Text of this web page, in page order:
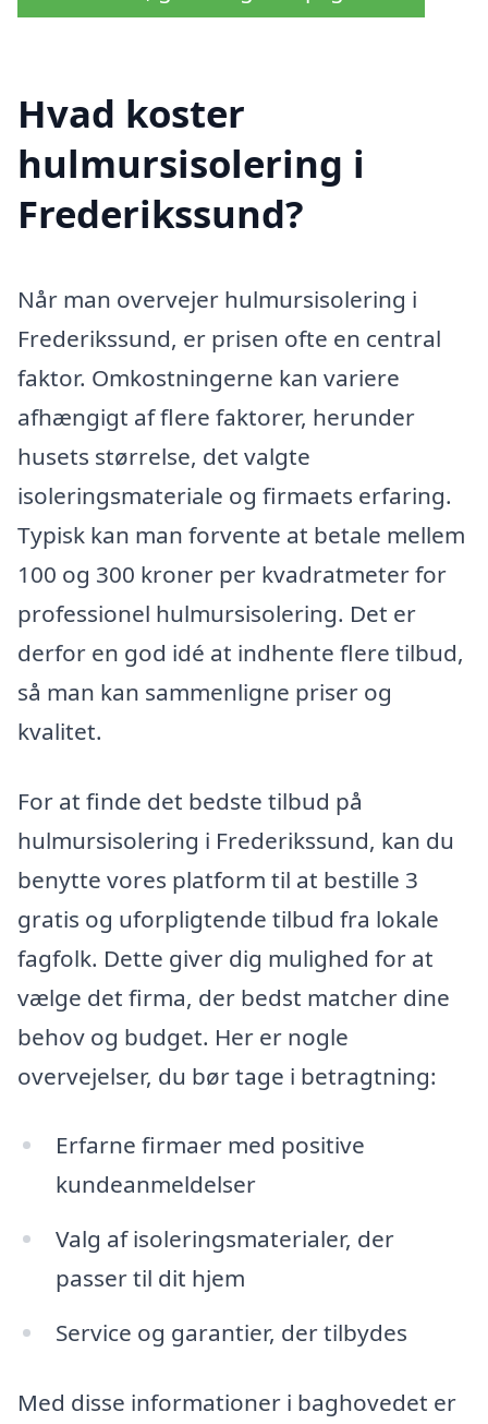
Hvad koster
hulmursisolering i
Frederikssund?
Når man overvejer hulmursisolering i
Frederikssund, er prisen ofte en central
faktor. Omkostningerne kan variere
afhængigt af flere faktorer, herunder
husets størrelse, det valgte
isoleringsmateriale og firmaets erfaring.
Typisk kan man forvente at betale mellem
100 og 300 kroner per kvadratmeter for
professionel hulmursisolering. Det er
derfor en god idé at indhente flere tilbud,
så man kan sammenligne priser og
kvalitet.
For at finde det bedste tilbud på
hulmursisolering i Frederikssund, kan du
benytte vores platform til at bestille 3
gratis og uforpligtende tilbud fra lokale
fagfolk. Dette giver dig mulighed for at
vælge det firma, der bedst matcher dine
behov og budget. Her er nogle
overvejelser, du bør tage i betragtning:
Erfarne firmaer med positive
kundeanmeldelser
Valg af isoleringsmaterialer, der
passer til dit hjem
Service og garantier, der tilbydes
Med disse informationer i baghovedet er